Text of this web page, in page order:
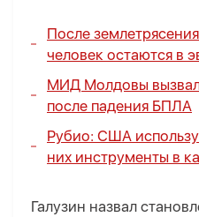
После
человек остаются в
МИД Молдовы
после падения БПЛА
Рубио: США
них инструменты в
Галузин назвал